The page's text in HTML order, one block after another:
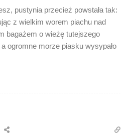
pustynia przecież powstała tak:
z wielkim worem piachu nad
bagażem o wieżę tutejszego
a ogromne morze piasku wysypało